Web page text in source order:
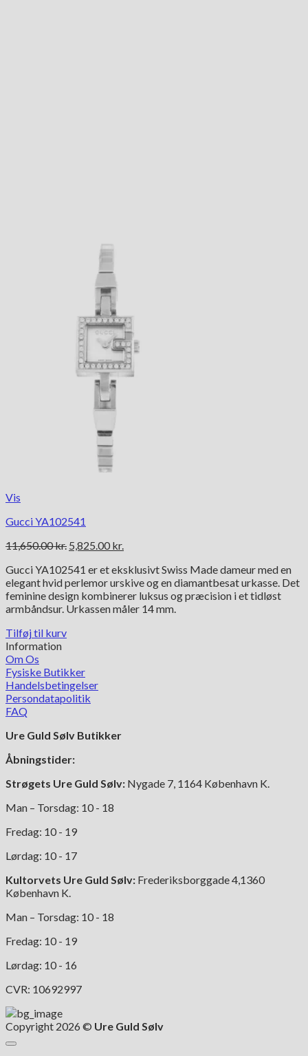
Vis
Gucci YA102541
11,650.00kr. Den
pris
var:
11,650.00 kr..
5,825.00 kr.
pris
er:
5,825.00 kr..
Gucci YA102541 er et eksklusivt Swiss Made dameur med en
elegant hvid perlemor urskive og en diamantbesat urkasse. Det
feminine design kombinerer luksus og præcision i et tidløst
armbåndsur. Urkassen måler 14 mm.
Tilføj til kurv
Information
Om Os
Fysiske Butikker
Handelsbetingelser
Persondatapolitik
FAQ
Ure Guld Sølv Butikker
Åbningstider:
Strøgets Ure Guld Sølv: Nygade 7, 1164 København K.
Man – Torsdag: 10 - 18
Fredag: 10 - 19
Lørdag: 10 - 17
Kultorvets Ure Guld Sølv: Frederiksborggade 4,1360
København K.
Man – Torsdag: 10 - 18
Fredag: 10 - 19
Lørdag: 10 - 16
CVR: 10692997
Copyright 2026 © Ure Guld Sølv